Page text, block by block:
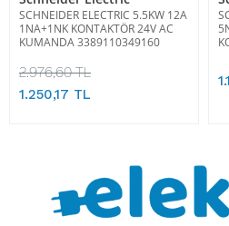
SCHNEIDER ELECTRIC 5.5KW 12A
1NA+1NK KONTAKTÖR 24V AC
KUMANDA 3389110349160
2.976,60 TL
1.250,17 TL